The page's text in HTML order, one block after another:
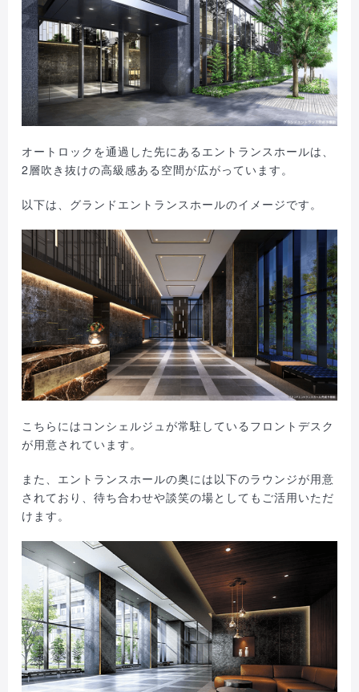
オートロックを通過した先にあるエントランスホールは、
2層吹き抜けの高級感ある空間が広がっています。
以下は、グランドエントランスホールのイメージです。
こちらにはコンシェルジュが常駐しているフロントデスク
が用意されています。
また、エントランスホールの奥には以下のラウンジが用意
されており、待ち合わせや談笑の場としてもご活用いただ
けます。